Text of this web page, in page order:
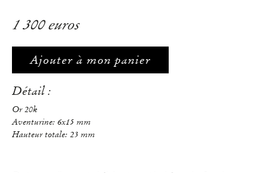
1 300 euros
Ajouter à mon panier
Détail :
Or 20k
Aventurine: 6x15 mm
Hauteur totale: 23 mm